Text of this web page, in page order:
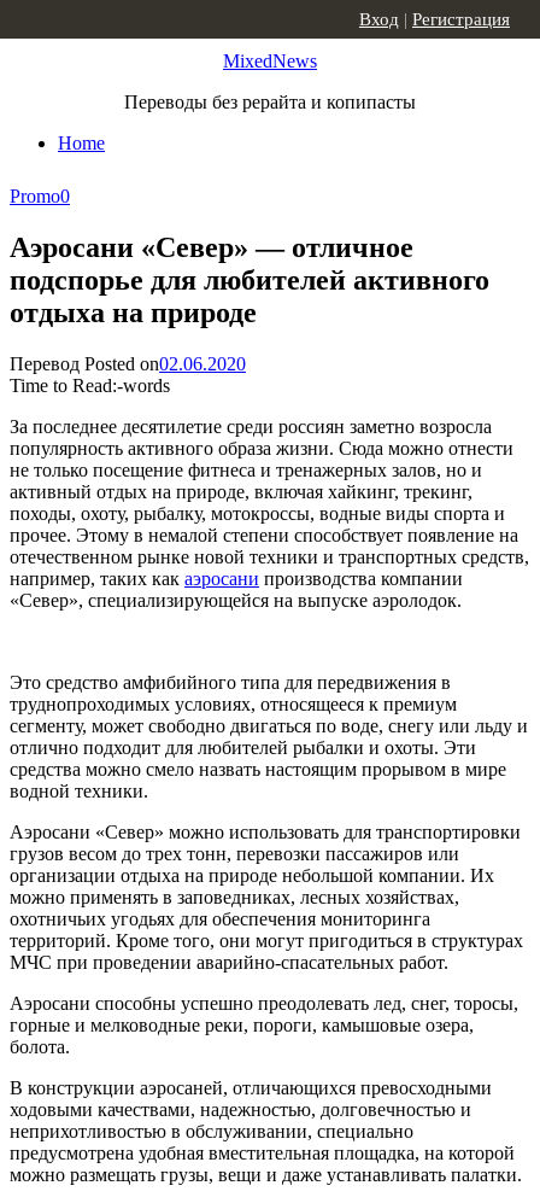
MixedNews
Переводы без рерайта и копипасты
Home
Вход | Регистрация
Promo0
Аэросани «Север» — отличное
подспорье для любителей активного
отдыха на природе
Перевод Posted on02.06.2020
Time to Read:-words
За последнее десятилетие среди россиян заметно возросла
популярность активного образа жизни. Сюда можно отнести
не только посещение фитнеса и тренажерных залов, но и
активный отдых на природе, включая хайкинг, трекинг,
походы, охоту, рыбалку, мотокроссы, водные виды спорта и
прочее. Этому в немалой степени способствует появление на
отечественном рынке новой техники и транспортных средств,
например, таких как аэросани производства компании
«Север», специализирующейся на выпуске аэролодок.
Это средство амфибийного типа для передвижения в
труднопроходимых условиях, относящееся к премиум
сегменту, может свободно двигаться по воде, снегу или льду и
отлично подходит для любителей рыбалки и охоты. Эти
средства можно смело назвать настоящим прорывом в мире
водной техники.
Аэросани «Север» можно использовать для транспортировки
грузов весом до трех тонн, перевозки пассажиров или
организации отдыха на природе небольшой компании. Их
можно применять в заповедниках, лесных хозяйствах,
охотничьих угодьях для обеспечения мониторинга
территорий. Кроме того, они могут пригодиться в структурах
МЧС при проведении аварийно-спасательных работ.
Аэросани способны успешно преодолевать лед, снег, торосы,
горные и мелководные реки, пороги, камышовые озера,
болота.
В конструкции аэросаней, отличающихся превосходными
ходовыми качествами, надежностью, долговечностью и
неприхотливостью в обслуживании, специально
предусмотрена удобная вместительная площадка, на которой
можно размещать грузы, вещи и даже устанавливать палатки.